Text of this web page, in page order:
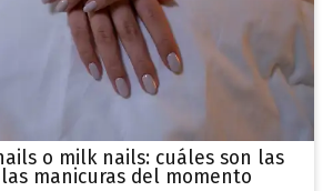
o milk nails: cuáles son las
manicuras del momento